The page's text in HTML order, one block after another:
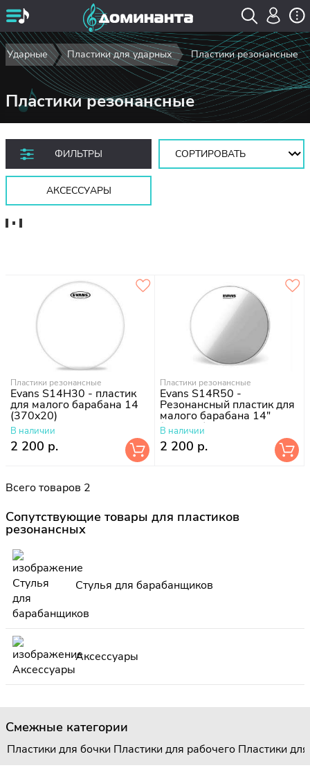
Ударные Пластики для ударных Пластики резонансные
Пластики резонансные
ФИЛЬТРЫ
Сортировать:
АКСЕССУАРЫ
Пластики резонансные
Evans S14H30 - пластик
для малого барабана 14
(370x20)
В наличии
2 200 р.
Пластики резонансные
Evans S14R50 -
Резонансный пластик для
малого барабана 14"
(370x20)
В наличии
2 200 р.
Всего товаров 2
Сопутствующие товары для пластиков
резонансных
Стулья для барабанщиков
Аксессуары
Смежные категории
Пластики для бочки Пластики для рабочего Пластики